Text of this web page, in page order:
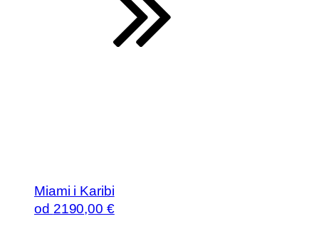
Miami i Karibi
od 2190,00 €